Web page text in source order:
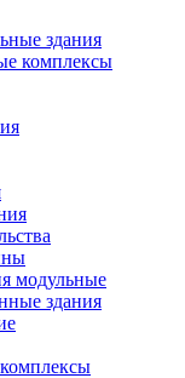
здания
комплексы
модульные
здания